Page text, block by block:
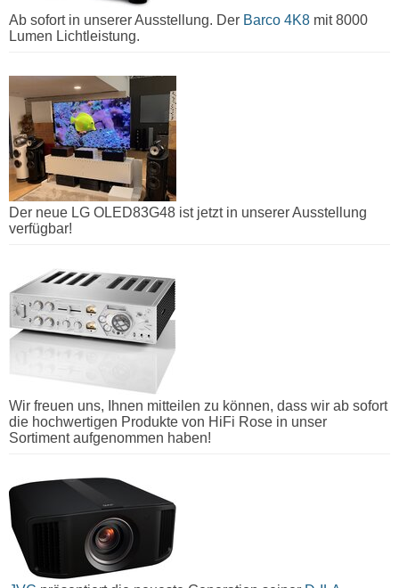
Ab sofort in unserer Ausstellung. Der Barco 4K8 mit 8000
Lumen Lichtleistung.
Der neue LG OLED83G48 ist jetzt in unserer Ausstellung
verfügbar!
Wir freuen uns, Ihnen mitteilen zu können, dass wir ab sofort
die hochwertigen Produkte von HiFi Rose in unser
Sortiment aufgenommen haben!